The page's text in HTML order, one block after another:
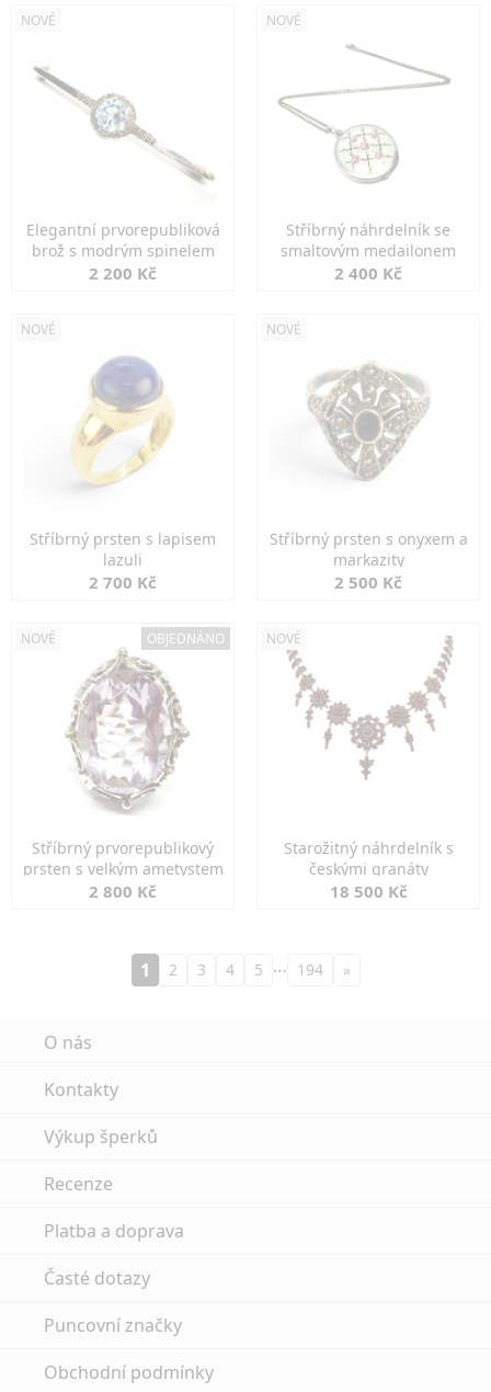
NOVÉ
Elegantní prvorepubliková
brož s modrým spinelem
2 200 Kč
NOVÉ
Stříbrný náhrdelník se
smaltovým medailonem
2 400 Kč
NOVÉ
Stříbrný prsten s lapisem
lazuli
2 700 Kč
NOVÉ
Stříbrný prsten s onyxem a
markazity
2 500 Kč
NOVÉ OBJEDNÁNO
Stříbrný prvorepublikový
prsten s velkým ametystem
2 800 Kč
NOVÉ
Starožitný náhrdelník s
českými granáty
18 500 Kč
1 2 3 4 5 … 194 »
O nás
Kontakty
Výkup šperků
Recenze
Platba a doprava
Časté dotazy
Puncovní značky
Obchodní podmínky